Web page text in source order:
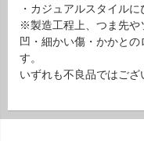
・カジュアルスタイル
※製造工程上、つま先や
凹・細かい傷・かかと
す。
いずれも不良品ではござ